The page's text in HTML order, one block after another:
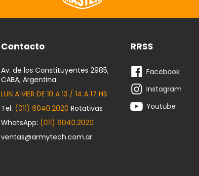
Contacto
Av. de los Constituyentes 2985,
CABA, Argentina
LUN A VIER DE 10 A 13 / 14 A 17 HS
Tel: (011) 6040.2020 Rotativas
WhatsApp: (011) 6040.2020
ventas@armytech.com.ar
RRSS
Facebook
Instagram
Youtube